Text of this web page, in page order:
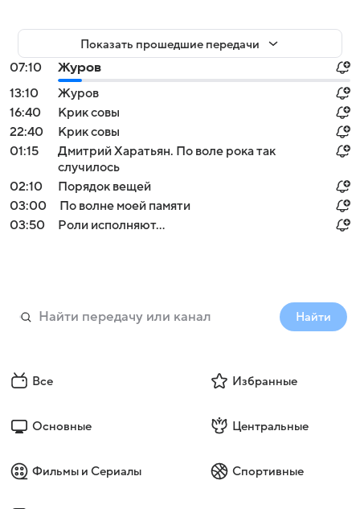
Показать прошедшие передачи
07:10
Журов
13:10
Журов
16:40
Крик совы
22:40
Крик совы
01:15
Дмитрий Харатьян. По воле рока так
случилось
02:10
Порядок вещей
03:00
По волне моей памяти
03:50
Роли исполняют...
Найти
Все Избранные
Основные Центральные
Фильмы и Сериалы Спортивные